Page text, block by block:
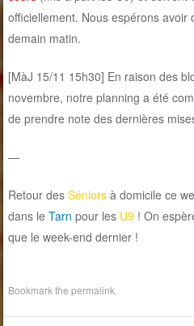
officiellement. Nous espérons avoir
demain matin.
[MàJ 15/11 15h30] En raison des
novembre, notre planning a été
de prendre note des dernières
—
Retour desSéniors à domicile ce
dans leTarn pour les U9 ! On
que le week-end dernier !
Bookmark thepermalink